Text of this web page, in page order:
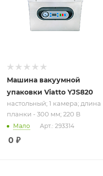
Машина вакуумной
упаковки Viatto YJS820
настольный; 1 камера; длина
планки - 300 мм; 220 В
Мало Арт.: 293314
0 ₽